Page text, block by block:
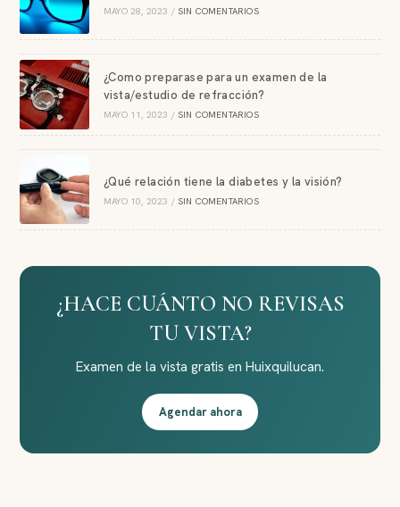
MAYO 28, 2023 / SIN COMENTARIOS
¿Como preparase para un examen de la
vista/estudio de refracción?
MAYO 11, 2023 / SIN COMENTARIOS
¿Qué relación tiene la diabetes y la visión?
MAYO 10, 2023 / SIN COMENTARIOS
¿HACE CUÁNTO NO REVISAS
TU VISTA?
Examen de la vista gratis en Huixquilucan.
Agendar ahora